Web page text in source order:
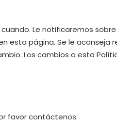
Le notificaremos sobre
esta página. Se le aconseja
Los cambios a esta
favor contáctenos: